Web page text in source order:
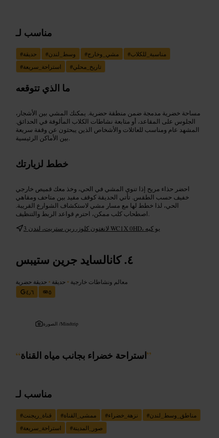
مناسب لـ
#حديقة #وسط_لندن #مشي_وخارج #مناسبة_للكلاب
#استراحة_سريعة #تاريخ_محلي
ما الذي تتوقعه
مساحة خضرية مدمجة ضمن منطقة حضرية. يمكنك المشي بين الأشجار،
الجلوس على المقاعد، أو متابعة نشاطات الكلاب المألوفة في الحدائق.
المشهد عام ومناسب للعائلات والأشخاص الذين يبحثون عن وقفة سريعة
بين الأماكن الرئيسية.
خطط لزيارتك
احضر حذاء مريح إذا تنوي المشي في الحي، وخذ معك قميص خارجي
خفيف حسب الطقس. تأتي الحديقة كوقف مفيد بين متاحف ومقاهي
الحي، لذا خطط لها مع مسار مشي لاستكشاف الشوارع القريبة.
اصطحاب كلب ممكن، احترم قواعد الربط والتنظيف.
3 لانغتون كلوز، رين ستريت، لندن WC1X 0HD، يو كيه
كانالسايد جرين ستيبس
معالم ونشاطات خارجية • حديقة • حديقة حضرية
٤٫٦
٥
الصورة /Mindtrip
“استراحة خضراء بجانب مياه القناة”
مناسب لـ
#قناة_ريجنت #ممشى_القناة #نزهة_خضراء #مناطق_وسط_لندن
#استراحة_سريعة #صور_المدينة